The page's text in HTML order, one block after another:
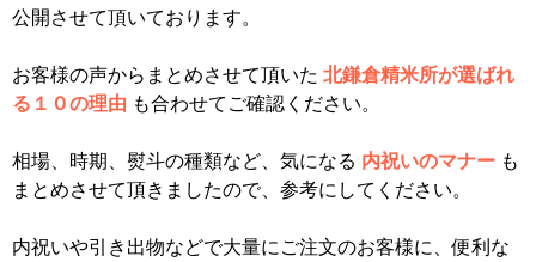
公開させて頂いております。
お客様の声からまとめさせて頂いた 北鎌倉精米所が選ばれ
る１０の理由 も合わせてご確認ください。
相場、時期、熨斗の種類など、気になる 内祝いのマナー も
まとめさせて頂きましたので、参考にしてください。
内祝いや引き出物などで大量にご注文のお客様に、便利な